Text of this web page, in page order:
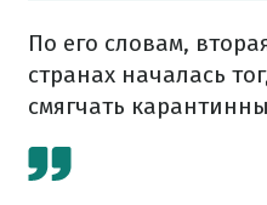
По его словам,
странах началась
смягчать